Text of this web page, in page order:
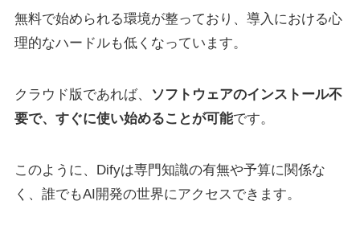
無料で始められる環境が整っており、導入における心
理的なハードルも低くなっています。
クラウド版であれば、
ソフトウェアのインストール不
要で、すぐに使い始めることが可能です。
このように、Difyは専門知識の有無や予算に関係な
く、誰でもAI開発の世界にアクセスできます。